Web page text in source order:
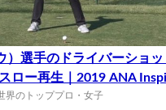
）選手のドライバーショ
ロー再生｜2019 ANA
界のトッププロ・女子